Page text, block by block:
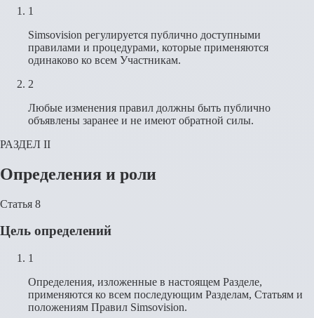
1
Simsovision регулируется публично доступными
правилами и процедурами, которые применяются
одинаково ко всем Участникам.
2
Любые изменения правил должны быть публично
объявлены заранее и не имеют обратной силы.
РАЗДЕЛ II
Определения и роли
Статья 8
Цель определений
1
Определения, изложенные в настоящем Разделе,
применяются ко всем последующим Разделам, Статьям и
положениям Правил Simsovision.